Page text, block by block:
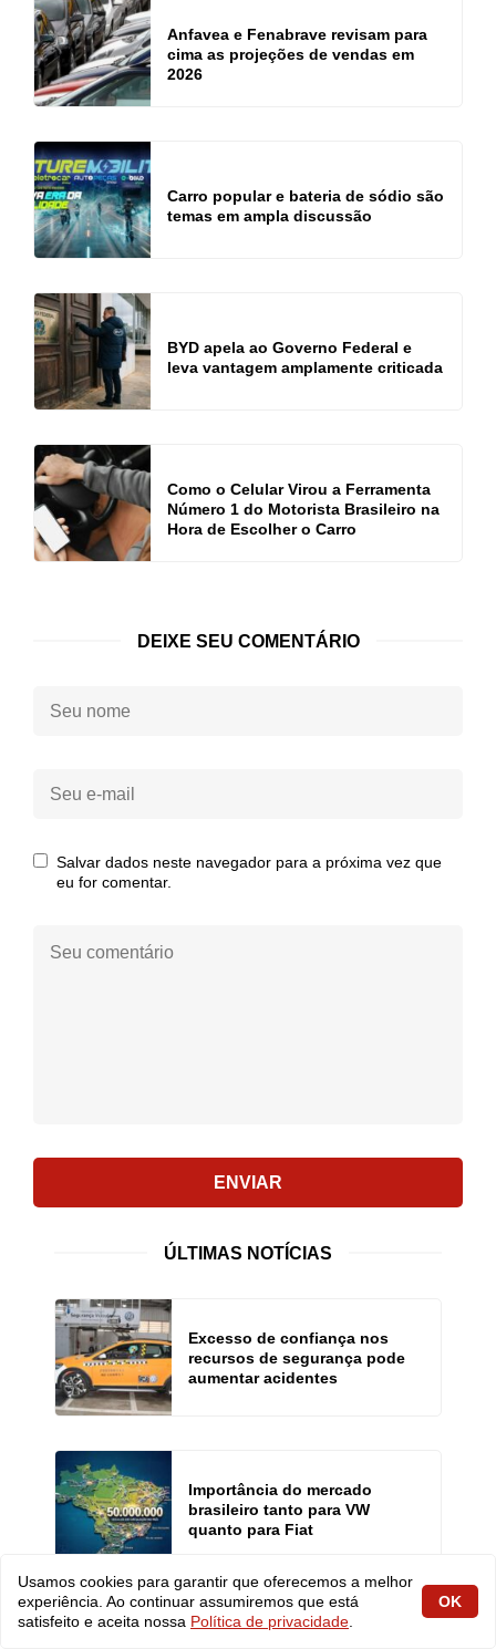
Anfavea e Fenabrave revisam para
cima as projeções de vendas em
2026
Carro popular e bateria de sódio são
temas em ampla discussão
BYD apela ao Governo Federal e
leva vantagem amplamente criticada
Como o Celular Virou a Ferramenta
Número 1 do Motorista Brasileiro na
Hora de Escolher o Carro
DEIXE SEU COMENTÁRIO
Seu
nome:
Seu
Salvar dados neste navegador para a próxima vez que
eu for comentar.
comentário:
ENVIAR
ÚLTIMAS NOTÍCIAS
Excesso de confiança nos
recursos de segurança pode
aumentar acidentes
Importância do mercado
brasileiro tanto para VW
quanto para Fiat
Usamos cookies para garantir que oferecemos a melhor
experiência. Ao continuar assumiremos que está
satisfeito e aceita nossa Política de privacidade
OK